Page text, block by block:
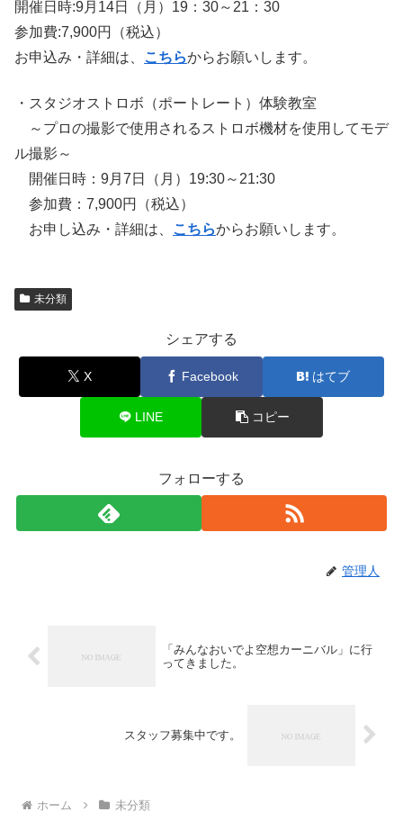
開催日時:9月14日（月）19：30～21：30
参加費:7,900円（税込）
お申込み・詳細は、
こちらからお願いします。
・スタジオストロボ（ポートレート）体験教室
～プロの撮影で使用されるストロボ機材を使用してモデ
ル撮影～
開催日時：9月7日（月）19:30～21:30
参加費：7,900円（税込）
お申し込み・詳細は、
こちらからお願いします。
未分類
シェアする
X Facebook はてブ
LINE コピー
フォローする
管理人
「みんなおいでよ空想カーニバル」に行
ってきました。
スタッフ募集中です。
ホーム 未分類